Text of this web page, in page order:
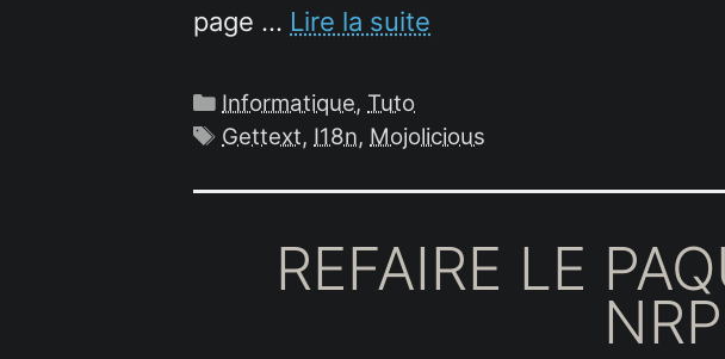
page … Lire la suite
Catégories
Informatique, Tuto
Étiquettes
Gettext, I18n, Mojolicious
REFAIRE LE